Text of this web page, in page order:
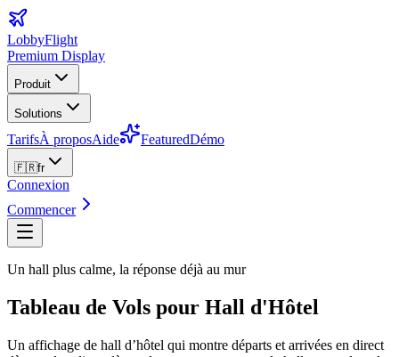
LobbyFlight
Premium Display
Produit
Solutions
TarifsÀ proposAide FeaturedDémo
🇫🇷fr
Connexion
Commencer
Un hall plus calme, la réponse déjà au mur
Tableau de Vols pour Hall d'Hôtel
Un affichage de hall d’hôtel qui montre départs et arrivées en direct